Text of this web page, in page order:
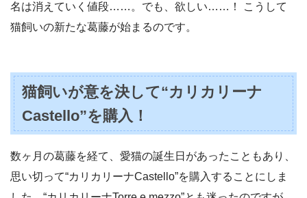
名は消えていく値段……。でも、欲しい……！ こうして
猫飼いの新たな葛藤が始まるのです。
猫飼いが意を決して“カリカリーナ
Castello”を購入！
数ヶ月の葛藤を経て、愛猫の誕生日があったこともあり、
思い切って“カリカリーナCastello”を購入することにしま